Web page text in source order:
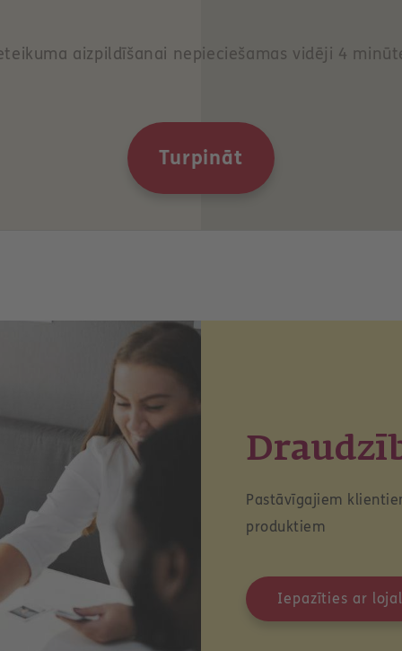
aizpildīšanai nepieciešamas vidēji 4
Turpināt
Pastāvīgajiem
produktiem
Iepazīties ar